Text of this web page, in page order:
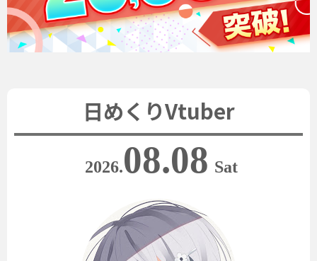
日めくりVtuber
2026.08.08 Sat